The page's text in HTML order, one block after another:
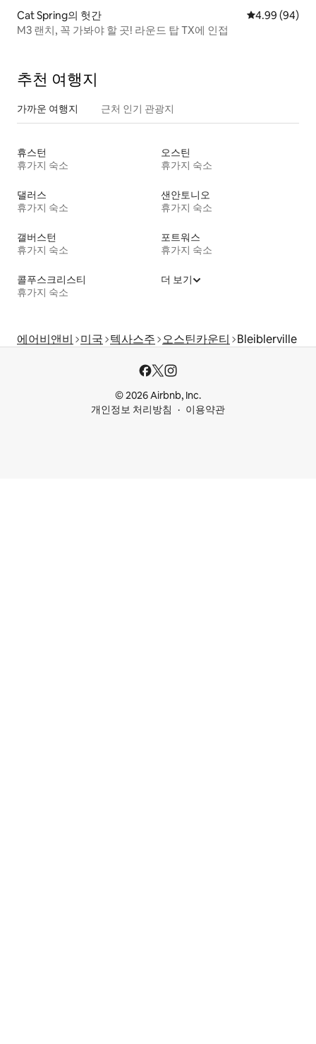
Cat Spring의 헛간 평점 4.99점(5
4.99 (94)
M3 랜치, 꼭 가봐야 할 곳! 라운드 탑 TX에 인접
추천 여행지
가까운 여행지 근처 인기 관광지
휴스턴
휴가지 숙소
오스틴
휴가지 숙소
댈러스
휴가지 숙소
샌안토니오
휴가지 숙소
갤버스턴
휴가지 숙소
포트워스
휴가지 숙소
콜푸스크리스티
휴가지 숙소
더 보기
에어비앤비 미국 텍사스주 오스틴카운티 Bleiblerville
© 2026 Airbnb, Inc.
개인정보 처리방침
이용약관